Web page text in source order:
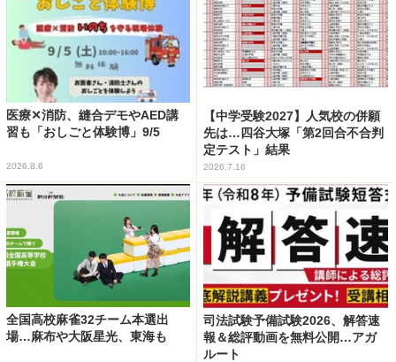
医療✕消防、縫合デモやAED講
習も「おしごと体験博」9/5
2026.8.6
【中学受験2027】人気校の併願
先は…四谷大塚「第2回合不合判
定テスト」結果
2026.7.16
全国高校麻雀32チーム本選出
場…麻布や大阪星光、東海も
司法試験予備試験2026、解答速
報＆総評動画を無料公開…アガ
ルート